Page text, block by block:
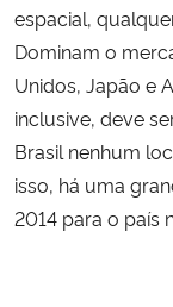
espacial,
Dominam o
Unidos, Japão e
inclusive, deve
Brasil nenhum
isso, há uma
2014 para o país